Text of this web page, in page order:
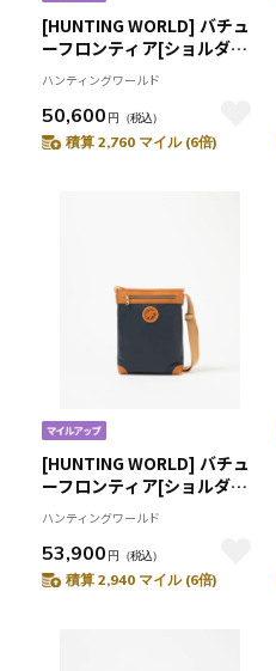
[HUNTING WORLD] バチュ
ーフロンティア[ショルダー
バッグS 2370BFR]ネイビー
6109092378
ハンティングワールド
50,600 円 （税込）
積算 2,760 マイル (6倍)
[HUNTING WORLD] バチュ
ーフロンティア[ショルダー
バッグM 2348BFR]ネイビー
6109091378
ハンティングワールド
53,900 円 （税込）
積算 2,940 マイル (6倍)